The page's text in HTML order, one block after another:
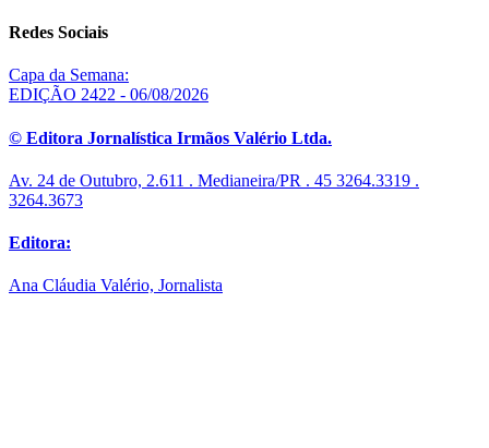
Redes Sociais
Capa da Semana:
EDIÇÃO 2422 - 06/08/2026
© Editora Jornalística Irmãos Valério Ltda.
Av. 24 de Outubro, 2.611 . Medianeira/PR . 45 3264.3319 .
3264.3673
Editora:
Ana Cláudia Valério, Jornalista